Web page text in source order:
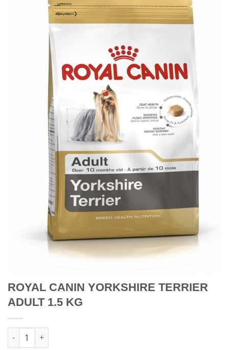
ROYAL CANIN YORKSHIRE TERRIER
ADULT 1.5 KG
Quantidade de ROYAL CANIN YORKSHIRE TERRIER ADULT 1.5